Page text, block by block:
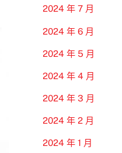
2024 年 7 月
2024 年 6 月
2024 年 5 月
2024 年 4 月
2024 年 3 月
2024 年 2 月
2024 年 1 月